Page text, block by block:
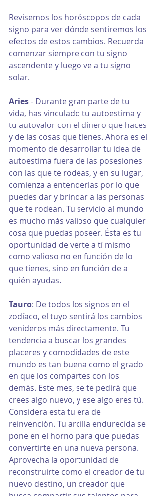
Revisemos los horóscopos de cada
signo para ver dónde sentiremos los
efectos de estos cambios. Recuerda
comenzar siempre con tu signo
ascendente y luego ve a tu signo
solar.
Aries - Durante gran parte de tu
vida, has vinculado tu autoestima y
tu autovalor con el dinero que haces
y de las cosas que tienes. Ahora es el
momento de desarrollar tu idea de
autoestima fuera de las posesiones
con las que te rodeas, y en su lugar,
comienza a entenderlas por lo que
puedes dar y brindar a las personas
que te rodean. Tu servicio al mundo
es mucho más valioso que cualquier
cosa que puedas poseer. Ésta es tu
oportunidad de verte a tí mismo
como valioso no en función de lo
que tienes, sino en función de a
quién ayudas.
Tauro: De todos los signos en el
zodíaco, el tuyo sentirá los cambios
venideros más directamente. Tu
tendencia a buscar los grandes
placeres y comodidades de este
mundo es tan buena como el grado
en que los compartes con los
demás. Este mes, se te pedirá que
crees algo nuevo, y ese algo eres tú.
Considera esta tu era de
reinvención. Tu arcilla endurecida se
pone en el horno para que puedas
convertirte en una nueva persona.
Aprovecha la oportunidad de
reconstruirte como el creador de tu
nuevo destino, un creador que